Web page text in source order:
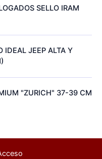
SELLO IRAM
IDEAL JEEP ALTA Y
"ZURICH" 37-39 CM